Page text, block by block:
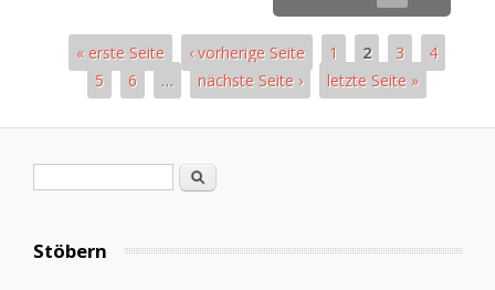
« erste Seite ‹ vorherige Seite 1 2 3
4
5
6 … nächste Seite › letzte Seite »
Search
Stöbern